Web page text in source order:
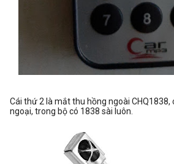
Cái thứ 2 là mắt thu hồng ngoài CHQ1838,
ngoại, trong bộ có 1838 sài luôn.